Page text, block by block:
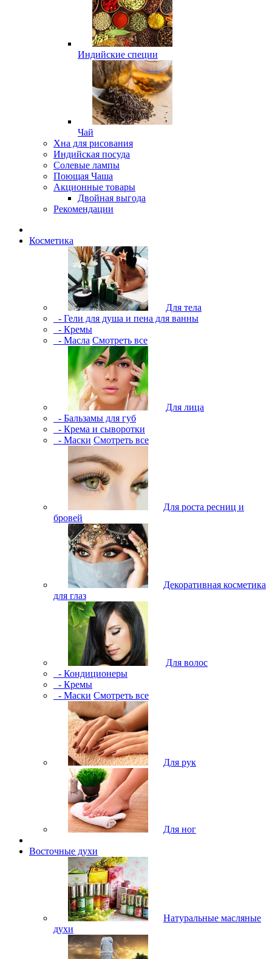
Индийские специи
Чай
Хна для рисования
Индийская посуда
Солевые лампы
Поющая Чаша
Акционные товары
Двойная выгода
Рекомендации
Косметика
Для тела
- Гели для душа и пена для ванны
- Кремы
- Масла Смотреть все
Для лица
- Бальзамы для губ
- Крема и сыворотки
- Маски Смотреть все
Для роста ресниц и
бровей
Декоративная косметика
для глаз
Для волос
- Кондиционеры
- Кремы
- Маски Смотреть все
Для рук
Для ног
Восточные духи
Натуральные масляные
духи